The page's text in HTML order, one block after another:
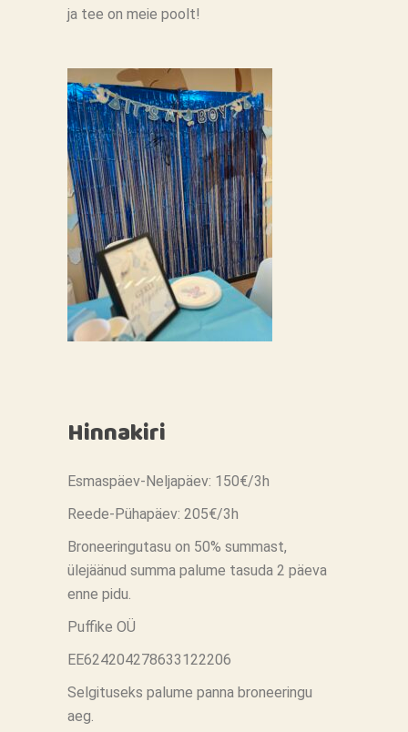
ja tee on meie poolt!
Hinnakiri
Esmaspäev-Neljapäev: 150€/3h
Reede-Pühapäev: 205€/3h
Broneeringutasu on 50% summast,
ülejäänud summa palume tasuda 2 päeva
enne pidu.
Puffike OÜ
EE624204278633122206
Selgituseks palume panna broneeringu
aeg.